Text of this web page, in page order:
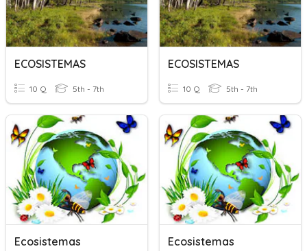
ECOSISTEMAS
10 Q 5th - 7th
ECOSISTEMAS
10 Q 5th - 7th
Ecosistemas Ecosistemas